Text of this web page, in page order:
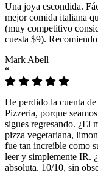
Una joya escondida.
mejor comida italiana
(muy competitivo
cuesta $9).
Mark Abell
“
He perdido la cuenta
Pizzeria, porque
sigues regresando. ¿El
pizza vegetariana,
fue tan increíble como
leer y simplemente IR.
absoluta. 10/10, sin